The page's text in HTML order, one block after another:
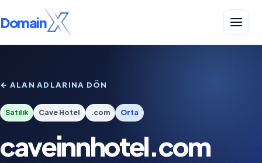
Domain
← ALAN ADLARINA DÖN
Satılık Cave Hotel .com Orta
caveinnhotel.com